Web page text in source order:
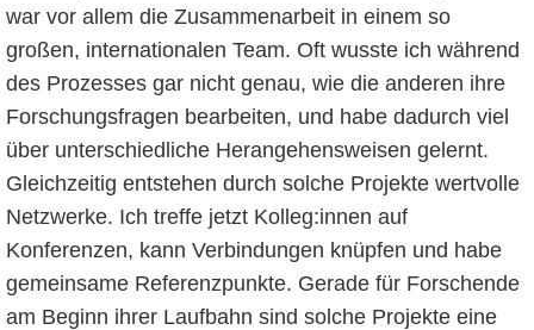
war vor allem die Zusammenarbeit in einem so
großen, internationalen Team. Oft wusste ich während
des Prozesses gar nicht genau, wie die anderen ihre
Forschungsfragen bearbeiten, und habe dadurch viel
über unterschiedliche Herangehensweisen gelernt.
Gleichzeitig entstehen durch solche Projekte wertvolle
Netzwerke. Ich treffe jetzt Kolleg:innen auf
Konferenzen, kann Verbindungen knüpfen und habe
gemeinsame Referenzpunkte. Gerade für Forschende
am Beginn ihrer Laufbahn sind solche Projekte eine